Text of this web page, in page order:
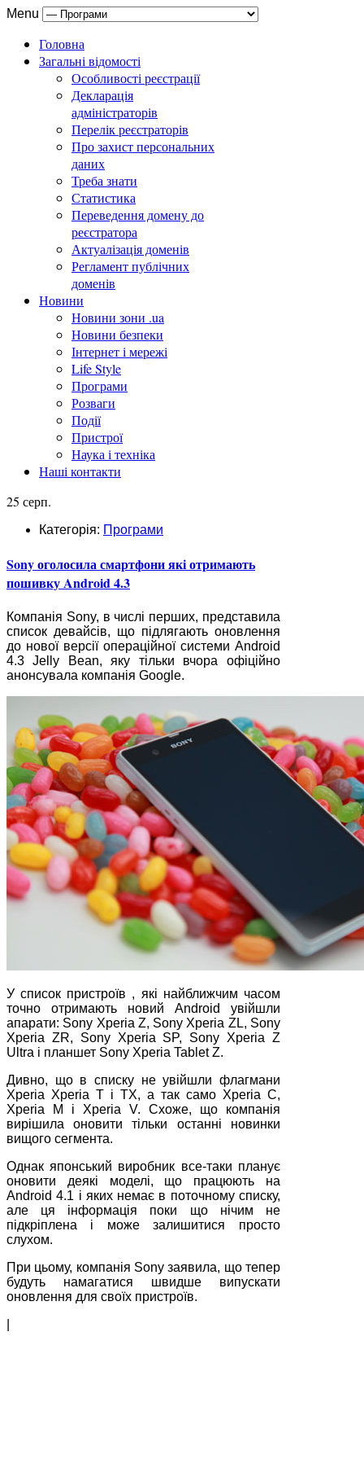
Menu
Головна
Загальні відомості
Особливості реєстрації
Декларація
адміністраторів
Перелік реєстраторів
Про захист персональних
даних
Треба знати
Статистика
Переведення домену до
реєстратора
Актуалізація доменів
Регламент публічних
доменів
Новини
Новини зони .ua
Новини безпеки
Інтернет і мережі
Life Style
Програми
Розваги
Події
Пристрої
Наука і техніка
Наші контакти
25 серп.
Категорія: Програми
Sony оголосила смартфони які отримають
пошивку Android 4.3
Компанія Sony, в числі перших, представила
список девайсів, що підлягають оновлення
до нової версії операційної системи Android
4.3 Jelly Bean, яку тільки вчора офіційно
анонсувала компанія Google.
У список пристроїв , які найближчим часом
точно отримають новий Android увійшли
апарати: Sony Xperia Z, Sony Xperia ZL, Sony
Xperia ZR, Sony Xperia SP, Sony Xperia Z
Ultra і планшет Sony Xperia Tablet Z.
Дивно, що в списку не увійшли флагмани
Xperia Xperia T і TX, а так само Xperia C,
Xperia M і Xperia V. Схоже, що компанія
вирішила оновити тільки останні новинки
вищого сегмента.
Однак японський виробник все-таки планує
оновити деякі моделі, що працюють на
Android 4.1 і яких немає в поточному списку,
але ця інформація поки що нічим не
підкріплена і може залишитися просто
слухом.
При цьому, компанія Sony заявила, що тепер
будуть намагатися швидше випускати
оновлення для своїх пристроїв.